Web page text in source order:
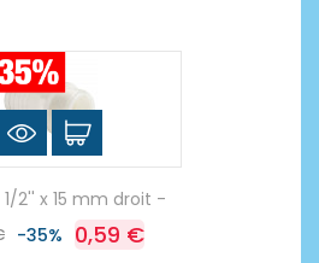
2'' x 15 mm droit -
-35% 0,59 €